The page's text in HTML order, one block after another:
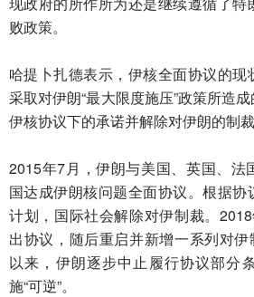
败政策。
哈提卜扎德表示，伊核全面协议的
采取对伊朗“最大限度施压”政策所造
伊核协议下的承诺并解除对伊朗的制
2015年7月，伊朗与美国、英国、法
国达成伊朗核问题全面协议。根据
计划，国际社会解除对伊制裁。
出协议，随后重启并新增一系列对
以来，伊朗逐步中止履行协议部分
施“可逆”。